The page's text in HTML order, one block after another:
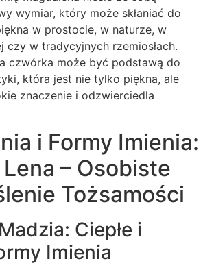
wymiar, który może skłaniać do
w prostocie, w naturze, w
czy w tradycyjnych rzemiosłach.
czwórka może być podstawą do
która jest nie tylko piękna, ale
znaczenie i odzwierciedla
i Formy Imienia:
– Osobiste
Tożsamości
Ciepłe i
Imienia